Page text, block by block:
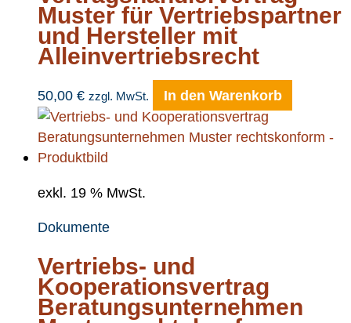
Muster für Vertriebspartner
und Hersteller mit
Alleinvertriebsrecht
50,00 € zzgl. MwSt. In den Warenkorb
exkl. 19 % MwSt.
Dokumente
Vertriebs- und
Kooperationsvertrag
Beratungsunternehmen